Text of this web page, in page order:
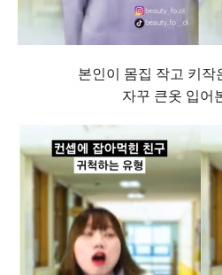
본인이 몸집 작고 키작
자꾸 큰옷 입어